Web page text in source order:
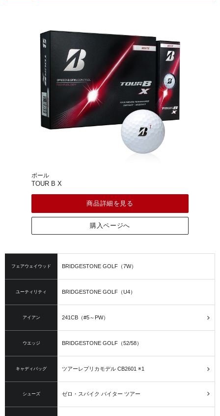
ボール
TOUR B X
商品詳細を見る
購入ページへ
フェアウェイウッド BRIDGESTONE GOLF（7W）
ユーティリティ BRIDGESTONE GOLF（U4）
アイアン 241CB（#5～PW）
ウエッジ BRIDGESTONE GOLF（52/58）
キャディバッグ ツアーレプリカモデル CB2601 ※1
シューズ ゼロ・スパイク バイター ツアー